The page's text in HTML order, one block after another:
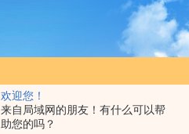
欢迎您！
来自局域网的朋友！有什么可以帮
助您的吗？